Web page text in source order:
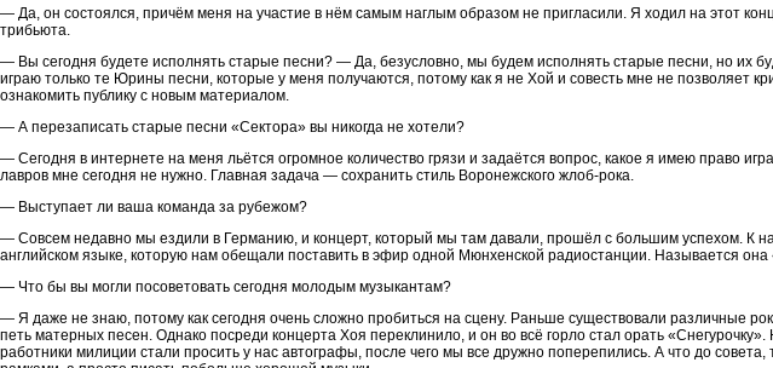
— Да, он состоялся, причём меня на участие в нём самым наглым образом не пригласили. Я ходил на этот
трибьюта.
— Вы сегодня будете исполнять старые песни? — Да, безусловно, мы будем исполнять старые песни, но их
играю только те Юрины песни, которые у меня получаются, потому как я не Хой и совесть мне не позволяет
ознакомить публику с новым материалом.
— А перезаписать старые песни «Сектора» вы никогда не хотели?
— Сегодня в интернете на меня льётся огромное количество грязи и задаётся вопрос, какое я имею право
лавров мне сегодня не нужно. Главная задача — сохранить стиль Воронежского жлоб-рока.
— Выступает ли ваша команда за рубежом?
— Совсем недавно мы ездили в Германию, и концерт, который мы там давали, прошёл с большим успехом. К
английском языке, которую нам обещали поставить в эфир одной Мюнхенской радиостанции. Называется
— Что бы вы могли посоветовать сегодня молодым музыкантам?
— Я даже не знаю, потому как сегодня очень сложно пробиться на сцену. Раньше существовали различные
петь матерных песен. Однако посреди концерта Хоя переклинило, и он во всё горло стал орать
работники милиции стали просить у нас автографы, после чего мы все дружно поперепились. А что до